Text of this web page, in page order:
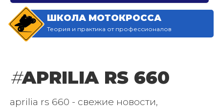
ШКОЛА МОТОКРОССА
Теория и практика от профессионалов
#APRILIA RS 660
aprilia rs 660 - свежие новости,